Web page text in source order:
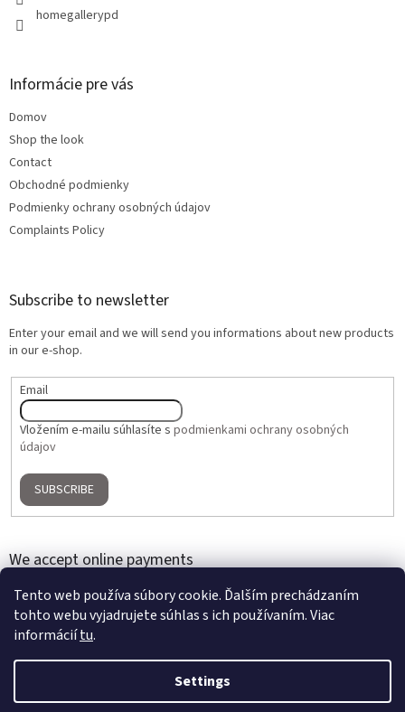
Tento web používa súbory cookie. Ďalším prechádzaním
tohto webu vyjadrujete súhlas s ich používaním. Viac
informáciítu.
Settings
homegallerypd
Informácie pre vás
Domov
Shop the look
Contact
Obchodné podmienky
Podmienky ochrany osobných údajov
Complaints Policy
Subscribe to newsletter
Enter your email and we will send you informations about new products
in our e-shop.
Email
Vložením e-mailu súhlasíte s podmienkami ochrany osobných
údajov
SUBSCRIBE
We accept online payments
Created by Shoptet